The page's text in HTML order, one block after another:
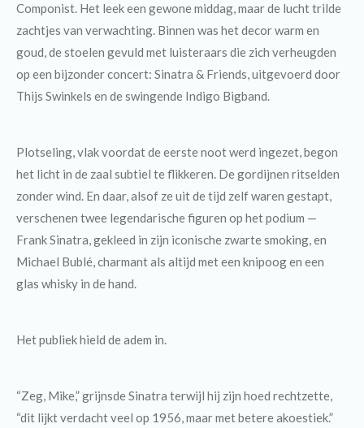
Componist. Het leek een gewone middag, maar de lucht trilde
zachtjes van verwachting. Binnen was het decor warm en
goud, de stoelen gevuld met luisteraars die zich verheugden
op een bijzonder concert: Sinatra & Friends, uitgevoerd door
Thijs Swinkels en de swingende Indigo Bigband.
Plotseling, vlak voordat de eerste noot werd ingezet, begon
het licht in de zaal subtiel te flikkeren. De gordijnen ritselden
zonder wind. En daar, alsof ze uit de tijd zelf waren gestapt,
verschenen twee legendarische figuren op het podium —
Frank Sinatra, gekleed in zijn iconische zwarte smoking, en
Michael Bublé, charmant als altijd met een knipoog en een
glas whisky in de hand.
Het publiek hield de adem in.
“Zeg, Mike,” grijnsde Sinatra terwijl hij zijn hoed rechtzette,
“dit lijkt verdacht veel op 1956, maar met betere akoestiek.”